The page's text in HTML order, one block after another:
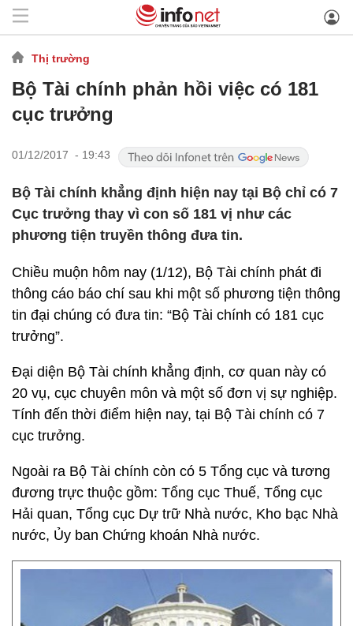
Thị trường
Bộ Tài chính phản hồi việc có 181
cục trưởng
01/12/2017 - 19:43
Bộ Tài chính khẳng định hiện nay tại Bộ chỉ có 7
Cục trưởng thay vì con số 181 vị như các
phương tiện truyền thông đưa tin.
Chiều muộn hôm nay (1/12), Bộ Tài chính phát đi
thông cáo báo chí sau khi một số phương tiện thông
tin đại chúng có đưa tin: “Bộ Tài chính có 181 cục
trưởng”.
Đại diện Bộ Tài chính khẳng định, cơ quan này có
20 vụ, cục chuyên môn và một số đơn vị sự nghiệp.
Tính đến thời điểm hiện nay, tại Bộ Tài chính có 7
cục trưởng.
Ngoài ra Bộ Tài chính còn có 5 Tổng cục và tương
đương trực thuộc gồm: Tổng cục Thuế, Tổng cục
Hải quan, Tổng cục Dự trữ Nhà nước, Kho bạc Nhà
nước, Ủy ban Chứng khoán Nhà nước.